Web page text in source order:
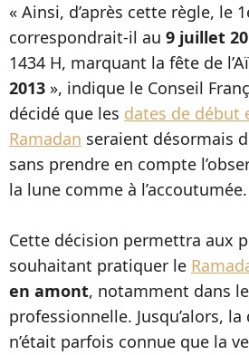
« Ainsi, d’après cette règle, le
correspondrait-il au 9 juillet
1434 H, marquant la fête de
2013 », indique le Conseil
décidé que les dates de début
Ramadan seraient désormais
sans prendre en compte
la lune comme à l’accoutumée.
Cette décision permettra aux
souhaitant pratiquer le
en amont, notamment dans
professionnelle. Jusqu’alors,
n’était parfois connue que la